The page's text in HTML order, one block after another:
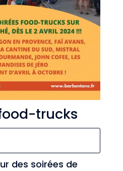
trucks
des soirées de